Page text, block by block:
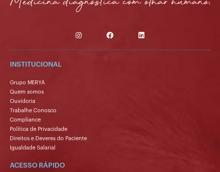
INSTITUCIONAL
Grupo MERYA
Quem somos
Ouvidoria
Trabalhe Conosco
Compliance
Política de Privacidade
Direitos e Deveres do Paciente
Igualdade Salarial
ACESSO RÁPIDO